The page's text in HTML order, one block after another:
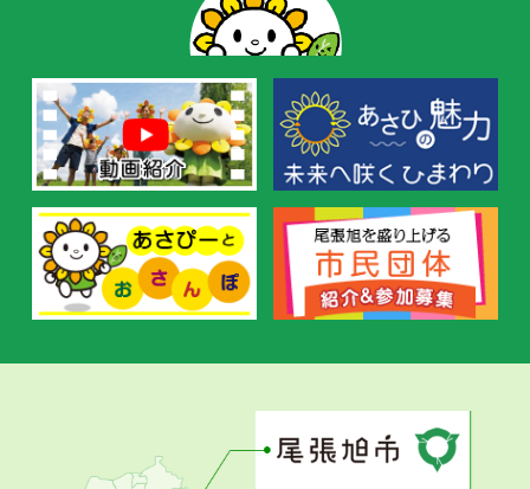
の
お
す
め